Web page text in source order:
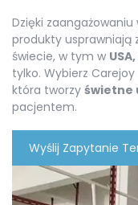
Dzięki zaangażowaniu
produkty usprawniają
świecie, w tym w
tylko. Wybierz
która tworzy świetne
pacjentem.
Wyślij Zapytanie